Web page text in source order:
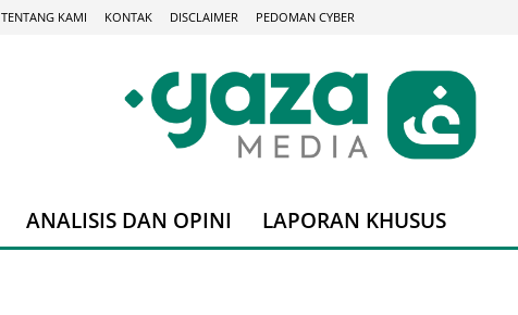
TENTANG KAMI KONTAK DISCLAIMER PEDOMAN CYBER
ANALISIS DAN OPINI LAPORAN KHUSUS